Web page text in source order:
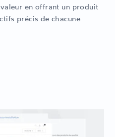
en offrant un produit
précis de chacune